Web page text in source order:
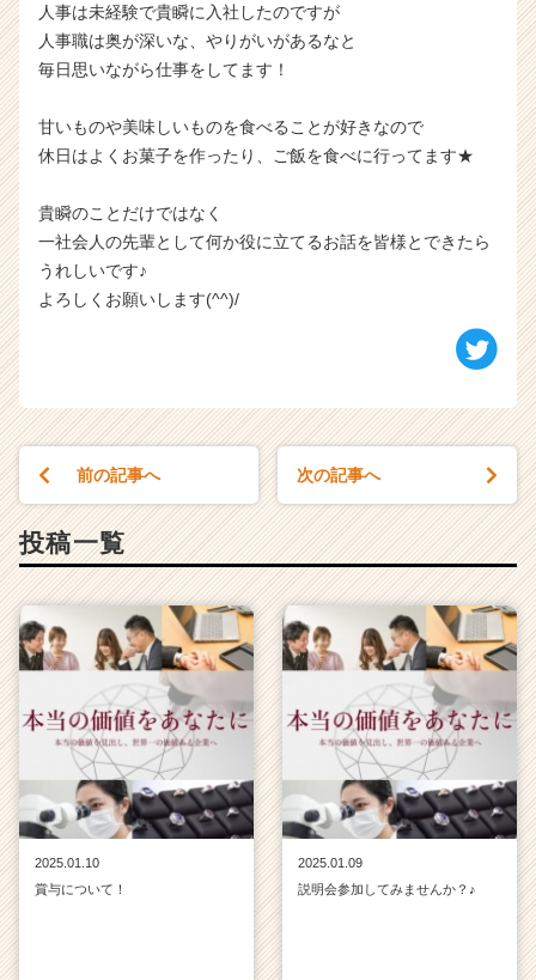
人事は未経験で貴瞬に入社したのですが
人事職は奥が深いな、やりがいがあるなと
毎日思いながら仕事をしてます！
甘いものや美味しいものを食べることが好きなので
休日はよくお菓子を作ったり、ご飯を食べに行ってます★
貴瞬のことだけではなく
一社会人の先輩として何か役に立てるお話を皆様とできたら
うれしいです♪
よろしくお願いします(^^)/
前の記事へ 次の記事へ
投稿一覧
2025.01.10
賞与について！
2025.01.09
説明会参加してみませんか？♪